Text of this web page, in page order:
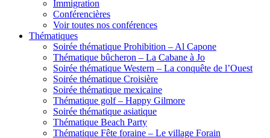
Immigration
Conférencières
Voir toutes nos conférences
Thématiques
Soirée thématique Prohibition – Al Capone
Thématique bûcheron – La Cabane à Jo
Soirée thématique Western – La conquête de l’Ouest
Soirée thématique Croisière
Soirée thématique mexicaine
Thématique golf – Happy Gilmore
Soirée thématique asiatique
Thématique Beach Party
Thématique Fête foraine – Le village Forain